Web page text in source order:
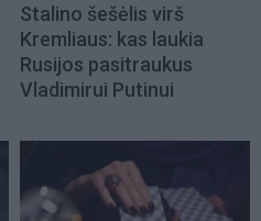
Stalino šešėlis virš
Kremliaus: kas laukia
Rusijos pasitraukus
Vladimirui Putinui